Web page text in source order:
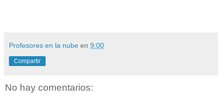
Profesores en la nube en 9:00
Compartir
No hay comentarios: